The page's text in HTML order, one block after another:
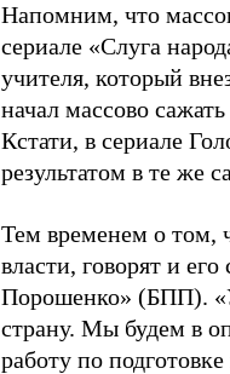
Напомним, что
сериале «Слуга
учителя, который
начал массово
Кстати, в сериале
результатом в те же
Тем временем о том,
власти, говорят и
Порошенко» (БПП).
страну. Мы будем в
работу по